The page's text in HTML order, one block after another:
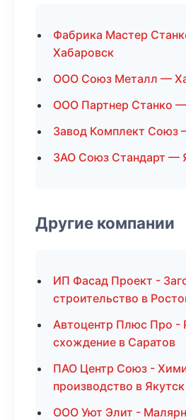
Фабрика Мастер
Хабаровск
ООО Союз Металл —
ООО Партнер Станко
Завод Комплект Союз
ЗАО Союз Стандарт —
Другие компании
ИП Фасад Проект -
строительство в
Автоцентр Плюс Про -
схождение в Саратов
ПАО Центр Союз -
производство в Якутск
ООО Уют Элит -